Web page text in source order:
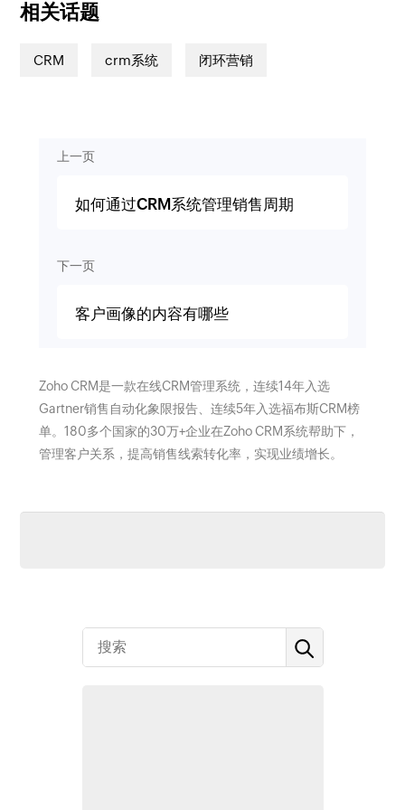
相关话题
CRM crm系统 闭环营销
上一页
如何通过CRM系统管理销售周期
下一页
客户画像的内容有哪些
Zoho CRM是一款在线CRM管理系统，连续14年入选
Gartner销售自动化象限报告、连续5年入选福布斯CRM榜
单。180多个国家的30万+企业在Zoho CRM系统帮助下，
管理客户关系，提高销售线索转化率，实现业绩增长。